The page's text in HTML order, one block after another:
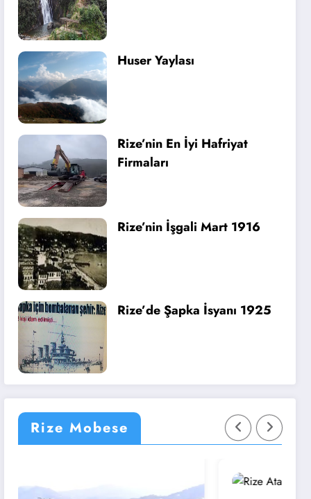
Huser Yaylası
Rize’nin En İyi Hafriyat
Firmaları
Rize’nin İşgali Mart 1916
Rize’de Şapka İsyanı 1925
Rize Mobese